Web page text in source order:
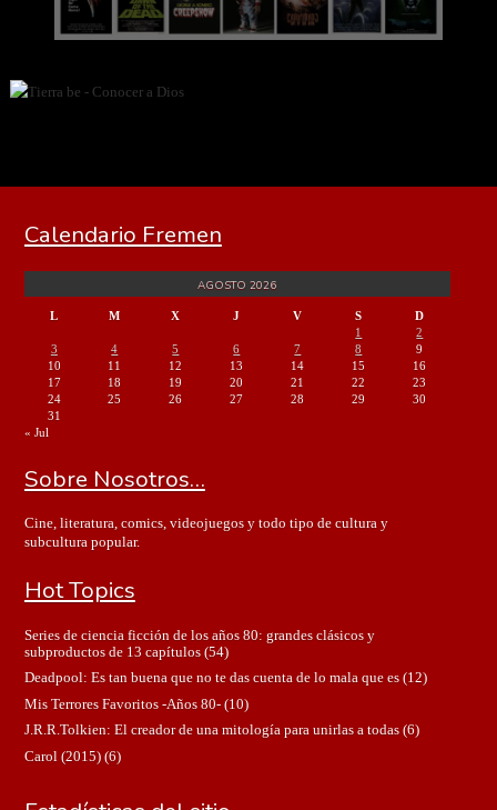
Calendario Fremen
AGOSTO 2026
L M X J V S
D
1
2
3
4 5 6 7 8
9
10
11 12 13 14 15
16
17
18 19 20 21 22
23
24
25 26 27 28 29
30
31
« Jul
Sobre Nosotros…
Cine, literatura, comics, videojuegos y todo tipo de cultura y
subcultura popular.
Hot Topics
Series de ciencia ficción de los años 80: grandes clásicos y
subproductos de 13 capítulos(54)
Deadpool: Es tan buena que no te das cuenta de lo mala que es(12)
Mis Terrores Favoritos -Años 80-(10)
J.R.R.Tolkien: El creador de una mitología para unirlas a todas(6)
Carol (2015)(6)